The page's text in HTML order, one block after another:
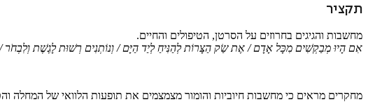
תקציר
מחשבות והגיגים בחרוזים על הסרטן, הטיפולים והחיים.
אִם הָיוּ מְבַקְשִׁים מִכָּל אָדָם / אֶת שַׂק הַצָּרוֹת לְהַנִּיחַ לְיַד הַיָּם / וְנוֹתְנִים רְשׁוּת לָגֶשֶׁת וְלִבְחֹר /
מחקרים מראים כי מחשבות חיוביות והומור מצמצמים את תופעות הלוואי של המחלה